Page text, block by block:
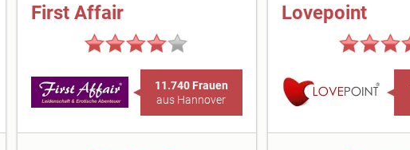
First Affair
11.740 Frauen
aus Hannover
Lovepoint